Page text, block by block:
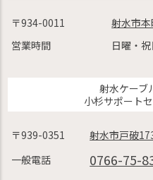
〒934-0011
射水市
営業時間
日曜・
射水ケーブ
小杉サポート
〒939-0351
射水市戸破
一般電話
0766-75-